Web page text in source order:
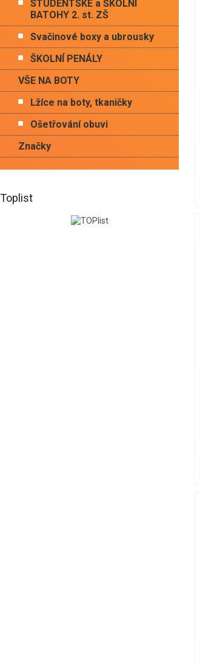
STUDENTSKÉ a ŠKOLNÍ
BATOHY 2. st. ZŠ
Svačinové boxy a ubrousky
ŠKOLNÍ PENÁLY
VŠE NA BOTY
Lžíce na boty, tkaničky
Ošetřování obuvi
Značky
Toplist